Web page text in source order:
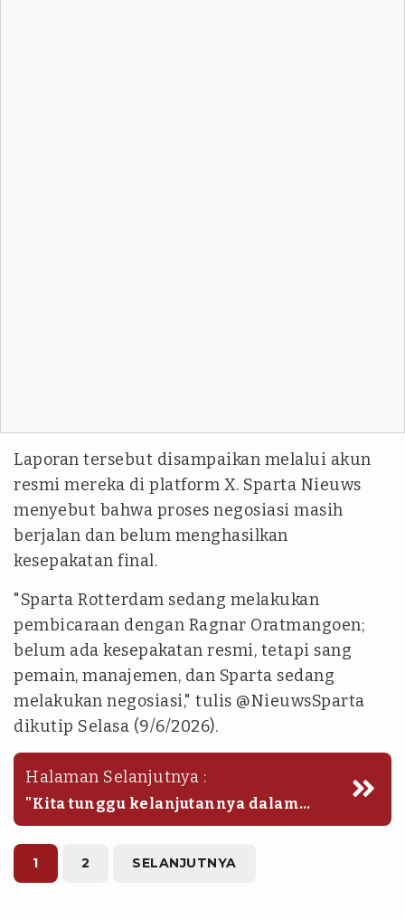
Laporan tersebut disampaikan melalui akun
resmi mereka di platform X. Sparta Nieuws
menyebut bahwa proses negosiasi masih
berjalan dan belum menghasilkan
kesepakatan final.
"Sparta Rotterdam sedang melakukan
pembicaraan dengan Ragnar Oratmangoen;
belum ada kesepakatan resmi, tetapi sang
pemain, manajemen, dan Sparta sedang
melakukan negosiasi," tulis @NieuwsSparta
dikutip Selasa (9/6/2026).
Halaman Selanjutnya :
"Kita tunggu kelanjutannya dalam
beberapa hari ke depan," lanjut medis
Belanda tersebut.
1 2 SELANJUTNYA